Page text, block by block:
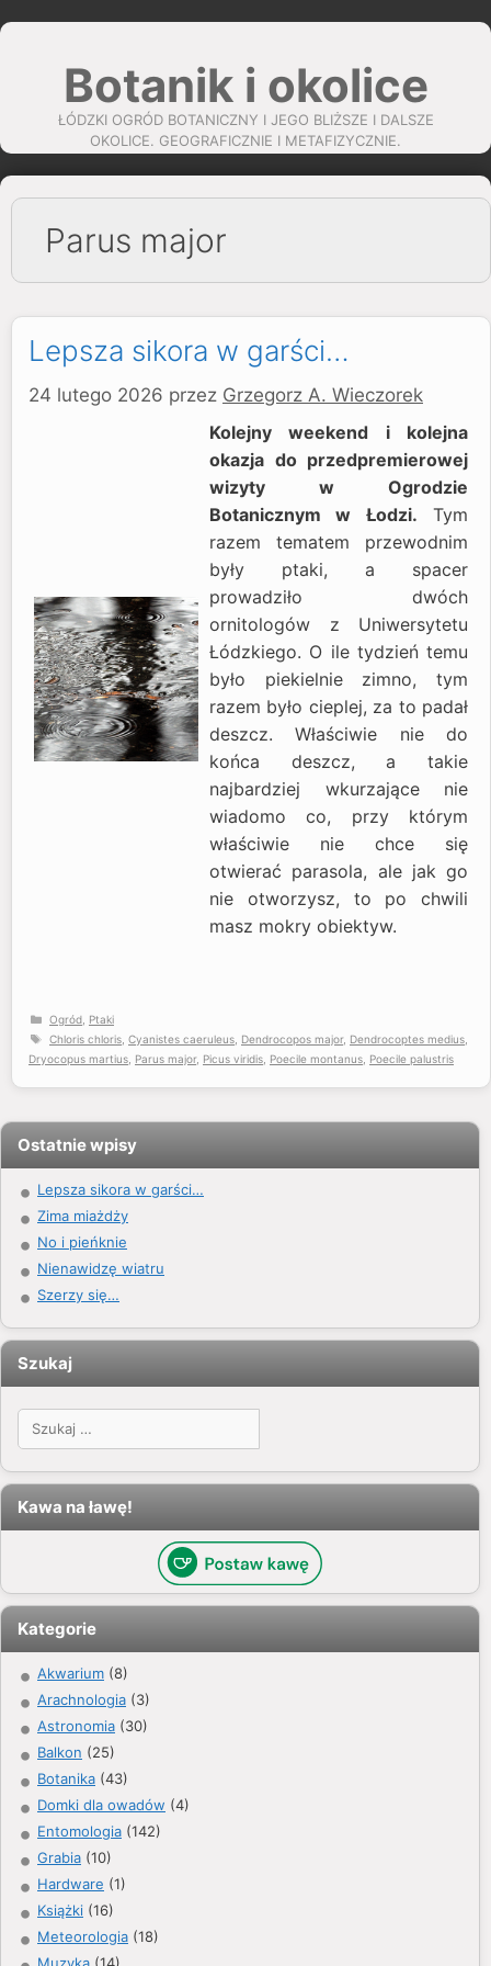
Przejdź
Botanik i okolice
ŁÓDZKI OGRÓD BOTANICZNY I JEGO BLIŻSZE I DALSZE
OKOLICE. GEOGRAFICZNIE I METAFIZYCZNIE.
Parus major
Lepsza sikora w garści…
24 lutego 2026 przez Grzegorz A. Wieczorek
Kolejny weekend i kolejna
okazja do przedpremierowej
wizyty w Ogrodzie
Botanicznym w Łodzi. Tym
razem tematem przewodnim
były ptaki, a spacer
prowadziło dwóch
ornitologów z Uniwersytetu
Łódzkiego. O ile tydzień temu
było piekielnie zimno, tym
razem było cieplej, za to padał
deszcz. Właściwie nie do
końca deszcz, a takie
najbardziej wkurzające nie
wiadomo co, przy którym
właściwie nie chce się
otwierać parasola, ale jak go
nie otworzysz, to po chwili
masz mokry obiektyw.
Kategorie
Ogród Ptaki
Tagi
Chloris chloris Cyanistes caeruleus Dendrocopos major, Dendrocoptes medius
Dryocopus martius Parus major, Picus viridis Poecile montanus Poecile palustris
Ostatnie wpisy
Lepsza sikora w garści…
Zima miażdży
No i pieńknie
Nienawidzę wiatru
Szerzy się…
Szukaj
Szukaj:
Kawa na ławę!
Kategorie
Akwarium (8)
Arachnologia (3)
Astronomia (30)
Balkon (25)
Botanika (43)
Domki dla owadów (4)
Entomologia (142)
Grabia (10)
Hardware (1)
Książki (16)
Meteorologia (18)
Muzyka (14)